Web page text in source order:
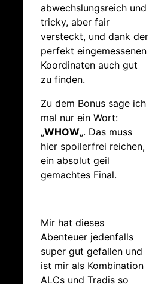
abwechslungsreich und
tricky, aber fair
versteckt, und dank der
perfekt eingemessenen
Koordinaten auch gut
zu finden.
Zu dem Bonus sage ich
mal nur ein Wort:
„WHOW„. Das muss
hier spoilerfrei reichen,
ein absolut geil
gemachtes Final.
Mir hat dieses
Abenteuer jedenfalls
super gut gefallen und
ist mir als Kombination
ALCs und Tradis so